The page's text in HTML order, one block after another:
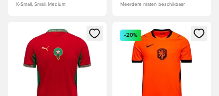
X-Small, Small, Medium Meerdere maten beschikbaar
Opent een venster om in te loggen of je aan te melden als
Opent een venster om in te
-20%